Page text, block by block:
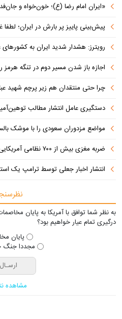
«ایران امام رضا (ع)؛ خون‌خواه و
پیش‌بینی پاییز پر بارش در ایران؛ لطفا
رویترز: هشدار شدید ایران به
اجازه باز شدن مسیر دوم در تنگه هرمز
چرا حتی منتقدان هم زیر پرچم شهید
دستگیری عامل انتشار مطالب
مواضع مزدوران سعودی را با موشک
ضربه مغزی بیش از ۷۰۰ نظامی آمریکایی در حملات ایران
انتشار اخبار جعلی توسط ترامپ یک
به نظر شما توافق با آمریکا به پایان
درگیری تمام عیار خواهیم بود؟
پایان
مجددا جنگ
مشاهده